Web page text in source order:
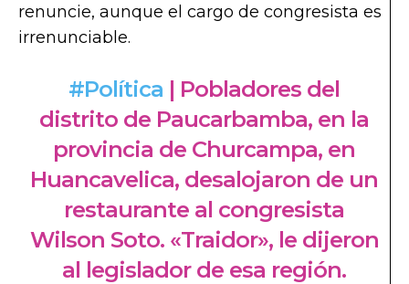
renuncie, aunque el cargo de congresista es
irrenunciable.
#Política | Pobladores del
distrito de Paucarbamba, en la
provincia de Churcampa, en
Huancavelica, desalojaron de un
restaurante al congresista
Wilson Soto. «Traidor», le dijeron
al legislador de esa región.